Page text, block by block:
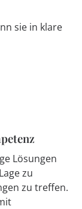
sie in klare
Lösungen
zu
zu treffen.